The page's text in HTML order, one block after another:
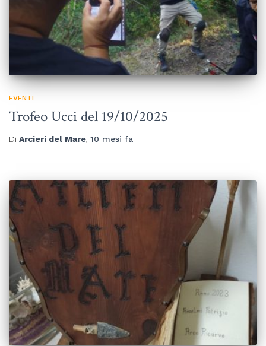
EVENTI
Trofeo Ucci del 19/10/2025
Di Arcieri del Mare, 10 mesi fa